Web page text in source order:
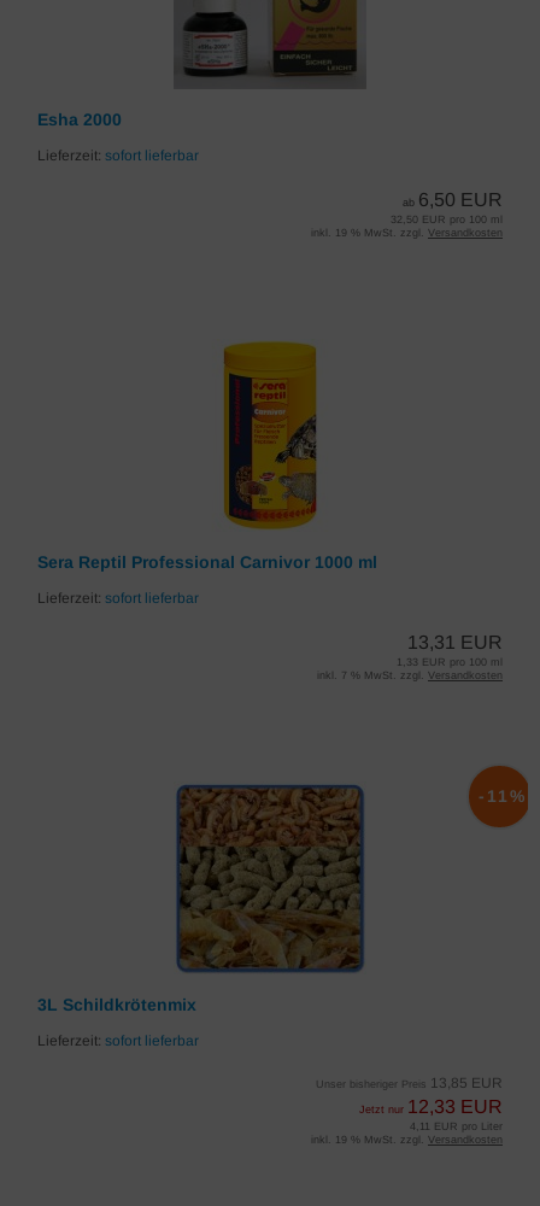
Esha 2000
Lieferzeit: sofort lieferbar
ab 6,50 EUR
32,50 EUR pro 100 ml
inkl. 19 % MwSt. zzgl. Versandkosten
Sera Reptil Professional Carnivor 1000 ml
Lieferzeit: sofort lieferbar
13,31 EUR
1,33 EUR pro 100 ml
inkl. 7 % MwSt. zzgl. Versandkosten
3L Schildkrötenmix
Lieferzeit: sofort lieferbar
Unser bisheriger Preis 13,85 EUR
Jetzt nur 12,33 EUR
-11%
4,11 EUR pro Liter
inkl. 19 % MwSt. zzgl. Versandkosten